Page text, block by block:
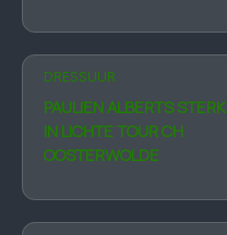
DRESSUUR
PAULIEN ALBERTS STERK
IN LICHTE TOUR CH
OOSTERWOLDE